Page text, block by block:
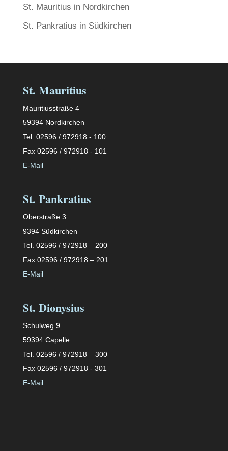
St. Mauritius in Nordkirchen
St. Pankratius in Südkirchen
St. Mauritius
Mauritiusstraße 4
59394 Nordkirchen
Tel. 02596 / 972918 - 100
Fax 02596 / 972918 - 101
E-Mail
St. Pankratius
Oberstraße 3
9394 Südkirchen
Tel. 02596 / 972918 – 200
Fax 02596 / 972918 – 201
E-Mail
St. Dionysius
Schulweg 9
59394 Capelle
Tel. 02596 / 972918 – 300
Fax 02596 / 972918 - 301
E-Mail